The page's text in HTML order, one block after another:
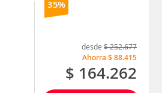
35%
desde $ 252.677
Ahorra$ 88.415
$ 164.262